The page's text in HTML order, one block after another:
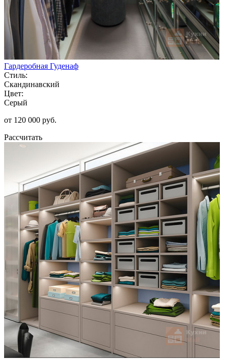
Гардеробная Гуденаф
Стиль:
Скандинавский
Цвет:
Серый
от 120 000 руб.
Рассчитать